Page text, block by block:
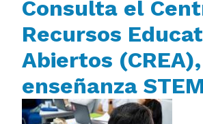
Consulta el
Recursos
Abiertos
enseñanza STEM